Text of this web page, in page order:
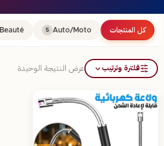
كل المنتجات Auto/Moto
5
Beauté
فلترة وترتيب عرض النتيجة الوحيدة